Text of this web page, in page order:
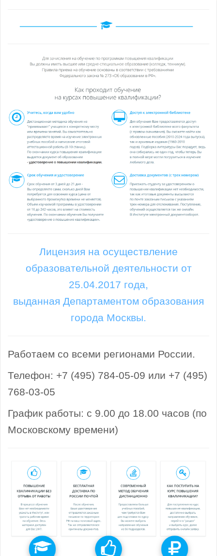
Лицензия на осуществление
образовательной деятельности от
25.04.2017 года,
выданная Департаментом образования
города Москвы.
Работаем со всеми регионами России.
Телефон: +7 (495) 784-05-09 или +7 (495)
768-03-05
График работы: с 9.00 до 18.00 часов (по
Московскому времени)